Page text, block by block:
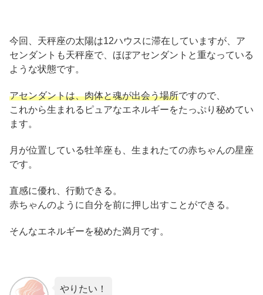
今回、天秤座の太陽は12ハウスに滞在していますが、ア
センダントも天秤座で、ほぼアセンダントと重なっている
ような状態です。
アセンダントは、肉体と魂が出会う場所ですので、
これから生まれるピュアなエネルギーをたっぷり秘めてい
ます。
月が位置している牡羊座も、生まれたての赤ちゃんの星座
です。
直感に優れ、行動できる。
赤ちゃんのように自分を前に押し出すことができる。
そんなエネルギーを秘めた満月です。
やりたい！